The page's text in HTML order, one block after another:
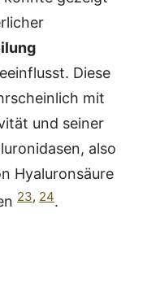
Diese
mit
und seiner
also
Hyaluronsäure
23, 24.